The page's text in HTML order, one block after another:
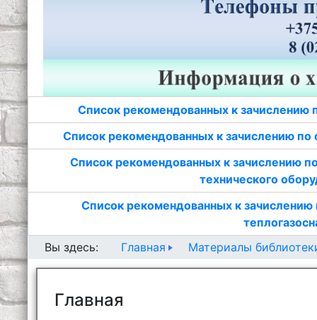
Список рекомендованных к зачислению
Список рекомендованных к зачислению
Список рекомендованных к зачислению
технического
Список рекомендованных к
Вы здесь:
Главная Материалы
Главная